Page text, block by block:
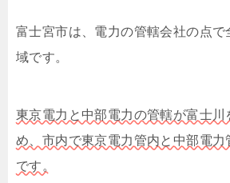
富士宮市は、電力の管轄会社の点で
域です。
東京電力と中部電力の管轄が富士川
め、市内で東京電力管内と中部電力
です。